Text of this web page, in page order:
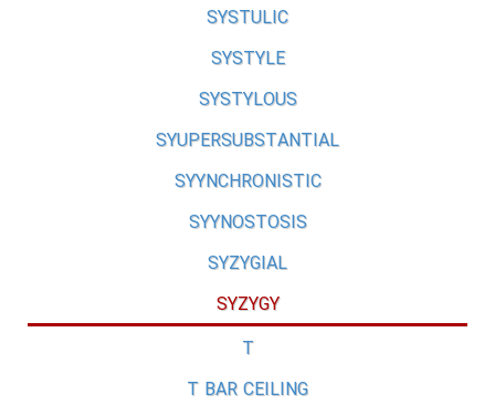
SYSTULIC
SYSTYLE
SYSTYLOUS
SYUPERSUBSTANTIAL
SYYNCHRONISTIC
SYYNOSTOSIS
SYZYGIAL
SYZYGY
T
T BAR CEILING